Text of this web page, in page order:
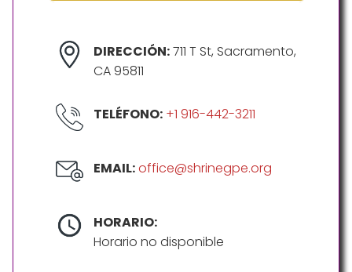
DIRECCIÓN:711 T St, Sacramento,
CA 95811
TELÉFONO: +1 916-442-3211
EMAIL:office@shrinegpe.org
HORARIO:
Horario no disponible